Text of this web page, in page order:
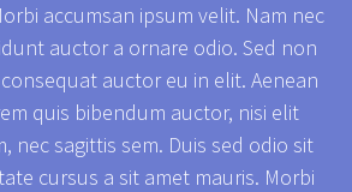
accumsan ipsum velit. Nam nec
auctor a ornare odio. Sed non
auctor eu in elit. Aenean
quis bibendum auctor, nisi elit
nec sagittis sem. Duis sed odio sit
cursus a sit amet mauris. Morbi